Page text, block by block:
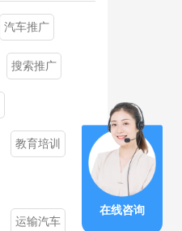
汽车推广
搜索推广
教育培训
运输汽车
在线咨询